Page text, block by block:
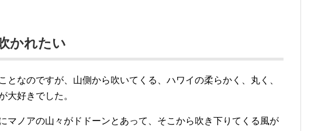
かれたい
となのですが、山側から吹いてくる、ハワイの柔らかく、丸く、
大好きでした。
マノアの山々がドドーンとあって、そこから吹き下りてくる風が